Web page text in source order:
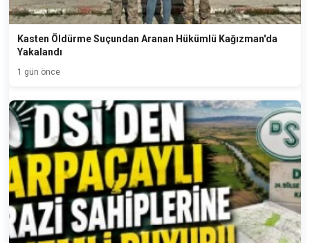
Kasten Öldürme Suçundan Aranan Hükümlü Kağızman'da
Yakalandı
1 gün önce